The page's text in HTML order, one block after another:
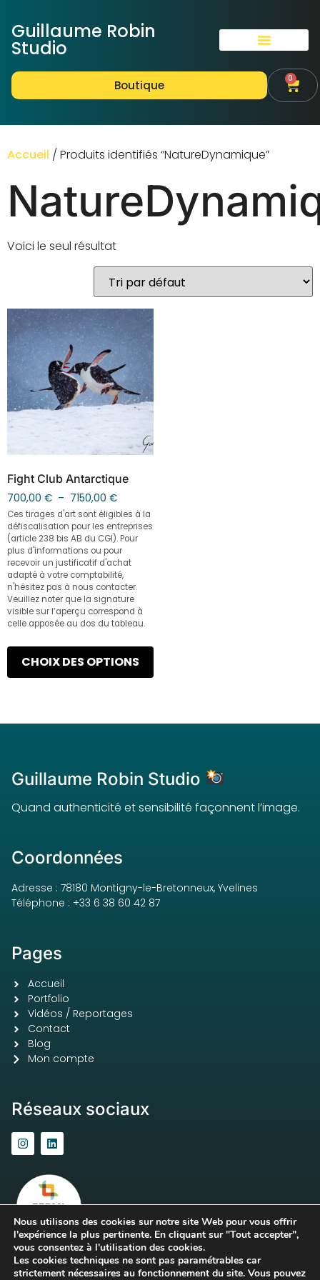
Guillaume Robin
Studio
Boutique 0
Accueil / Produits identifiés “NatureDynamique”
Voici le seul résultat
Fight Club Antarctique
700,00 € – 7150,00 €
CHOIX DES OPTIONS
Guillaume Robin Studio
Quand authenticité et sensibilité façonnent l’image.
Coordonnées
Adresse : 78180 Montigny-le-Bretonneux, Yvelines
Téléphone : +33 6 38 60 42 87
Pages
Accueil
Portfolio
Vidéos / Reportages
Contact
Blog
Mon compte
Réseaux sociaux
Nous utilisons des cookies sur notre site Web pour vous offrir
l'expérience la plus pertinente. En cliquant sur "Tout accepter",
vous consentez à l'utilisation des cookies.
Les cookies techniques ne sont pas paramétrables car
strictement nécessaires au fonctionnement du site. Vous pouvez